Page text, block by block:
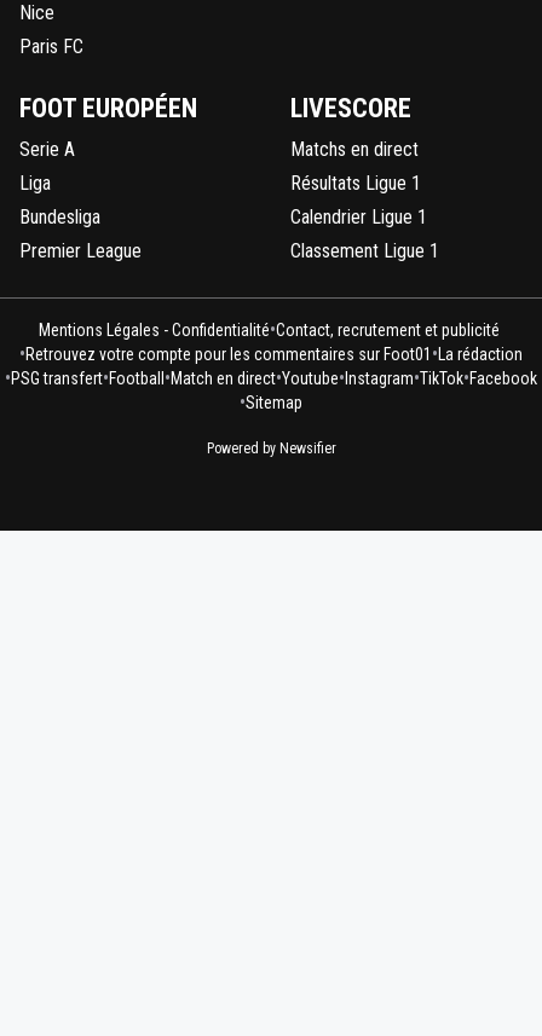
Nice
Paris FC
FOOT EUROPÉEN
Serie A
Liga
Bundesliga
Premier League
LIVESCORE
Matchs en direct
Résultats Ligue 1
Calendrier Ligue 1
Classement Ligue 1
Mentions Légales - Confidentialité•Contact, recrutement et publicité
•Retrouvez votre compte pour les commentaires sur Foot01 •La rédaction
•PSG transfert•Football •Match en direct•Youtube• Instagram•TikTok•Facebook
•Sitemap
Powered by Newsifier